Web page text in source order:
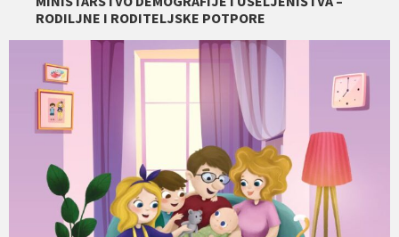
RODILJNE I RODITELJSKE POTPORE